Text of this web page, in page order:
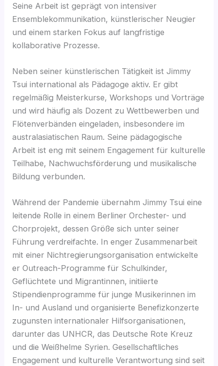
Seine Arbeit ist geprägt von intensiver
Ensemblekommunikation, künstlerischer Neugier
und einem starken Fokus auf langfristige
kollaborative Prozesse.
Neben seiner künstlerischen Tätigkeit ist Jimmy
Tsui international als Pädagoge aktiv. Er gibt
regelmäßig Meisterkurse, Workshops und Vorträge
und wird häufig als Dozent zu Wettbewerben und
Flötenverbänden eingeladen, insbesondere im
australasiatischen Raum. Seine pädagogische
Arbeit ist eng mit seinem Engagement für kulturelle
Teilhabe, Nachwuchsförderung und musikalische
Bildung verbunden.
Während der Pandemie übernahm Jimmy Tsui eine
leitende Rolle in einem Berliner Orchester- und
Chorprojekt, dessen Größe sich unter seiner
Führung verdreifachte. In enger Zusammenarbeit
mit einer Nichtregierungsorganisation entwickelte
er Outreach-Programme für Schulkinder,
Geflüchtete und Migrantinnen, initiierte
Stipendienprogramme für junge Musikerinnen im
In- und Ausland und organisierte Benefizkonzerte
zugunsten internationaler Hilfsorganisationen,
darunter das UNHCR, das Deutsche Rote Kreuz
und die Weißhelme Syrien. Gesellschaftliches
Engagement und kulturelle Verantwortung sind seit